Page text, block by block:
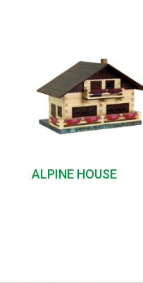
ALPINE HOUSE